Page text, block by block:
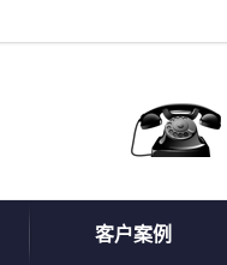
客户案例